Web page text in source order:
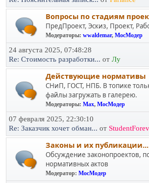
Вопросы по стадиям
ПредПроект, Эскиз, Проект,
Модераторы: wwaldemar, МосМодер
24 августа 2025, 07:48:28
Re: Стоимость разработки... от Лу
Действующие нормативы
СНиП, ГОСТ, НПБ. В топике
файлы загружать в галерею.
Модераторы: Max, МосМодер
07 февраля 2025, 22:30:10
Re: Заказчик хочет обман... от
Законы и их публикации...
Обсуждение законопроектов,
нормативных актов
Модератор: МосМодер